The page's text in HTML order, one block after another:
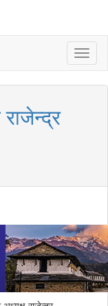
राजेन्द्र